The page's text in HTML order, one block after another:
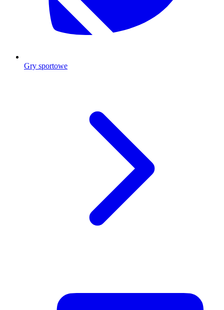
Gry sportowe